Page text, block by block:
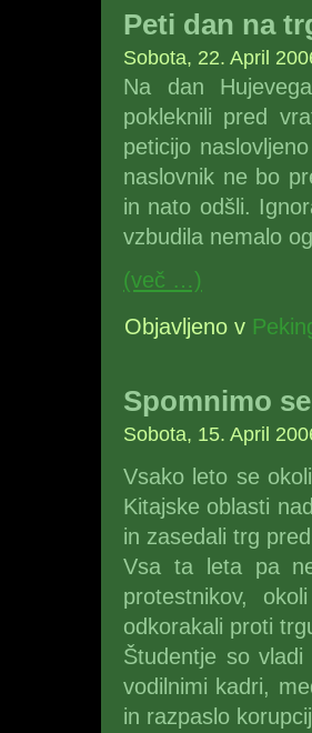
Peti dan na
Sobota, 22. April
Na dan
pokleknili pred
peticijo
naslovnik ne bo
in nato odšli.
vzbudila nemalo
(več …)
Objavljeno v
Spomnimo
Sobota, 15. April
Vsako leto se
Kitajske oblasti
in zasedali trg
Vsa ta leta pa
protestnikov,
odkorakali proti
Študentje so
vodilnimi kadri,
in razpaslo